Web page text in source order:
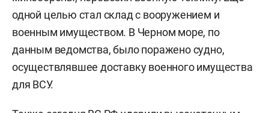
одной целью стал склад с вооружением и
военным имуществом. В Черном море, по
данным ведомства, было поражено судно,
осуществлявшее доставку военного имущества
для ВСУ.